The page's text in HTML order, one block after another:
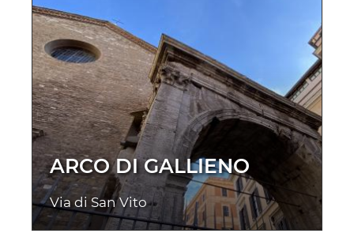
ARCO DI GALLIENO
Via di San Vito